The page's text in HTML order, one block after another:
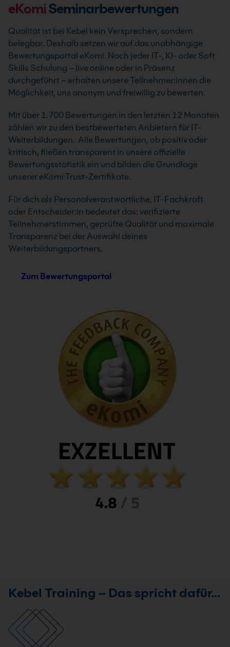
eKomiSeminarbewertungen
Qualität ist bei Kebel kein Versprechen, sondern
belegbar. Deshalb setzen wir auf das unabhängige
Bewertungsportal eKomi. Nach jeder IT-, KI- oder Soft
Skills Schulung – live online oder in Präsenz
durchgeführt – erhalten unsere Teilnehmer:innen die
Möglichkeit, uns anonym und freiwillig zu bewerten.
Mit über 1.700 Bewertungen in den letzten 12 Monaten
zählen wir zu den bestbewerteten Anbietern für IT-
Weiterbildungen. Alle Bewertungen, ob positiv oder
kritisch, fließen transparent in unsere offizielle
Bewertungsstatistik ein und bilden die Grundlage
unserer eKomi Trust-Zertifikate.
Für dich als Personalverantwortliche, IT-Fachkraft
oder Entscheider:in bedeutet das: verifizierte
Teilnehmerstimmen, geprüfte Qualität und maximale
Transparenz bei der Auswahl deines
Weiterbildungspartners.
Zum Bewertungsportal
Kebel Training – Das spricht dafür…